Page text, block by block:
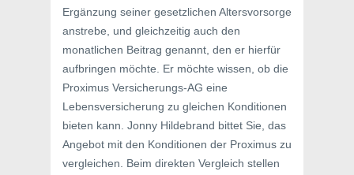
Ergänzung seiner gesetzlichen Altersvorsorge
anstrebe, und gleichzeitig auch den
monatlichen Beitrag genannt, den er hierfür
aufbringen möchte. Er möchte wissen, ob die
Proximus Versicherungs-AG eine
Lebensversicherung zu gleichen Konditionen
bieten kann. Jonny Hildebrand bittet Sie, das
Angebot mit den Konditionen der Proximus zu
vergleichen. Beim direkten Vergleich stellen